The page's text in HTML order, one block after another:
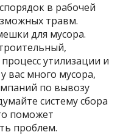
в рабочей
травм.
для мусора.
утилизации и
вас много мусора,
по вывозу
систему сбора
поможет
проблем.